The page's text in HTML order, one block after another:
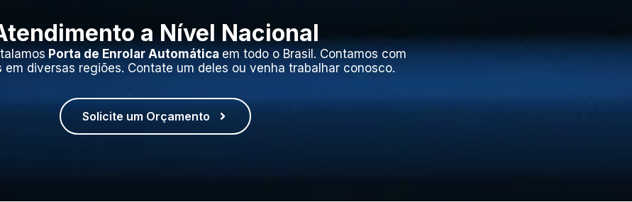
a Nível Nacional
Porta de Enrolar Automática em todo o Brasil. Contamos com
em diversas regiões. Contate um deles ou venha trabalhar conosco.
Solicite um Orçamento